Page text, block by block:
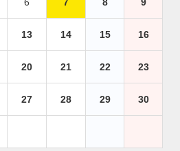
13 14 15 16
20 21 22 23
27 28 29 30